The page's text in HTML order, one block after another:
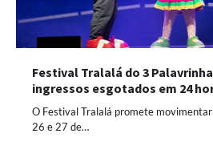
Festival Tralalá do 3
ingressos esgotados em 24
O Festival Tralalá promete movimentar
26 e 27 de…